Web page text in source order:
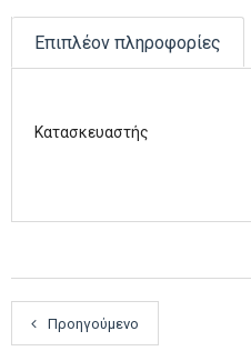
Επιπλέον πληροφορίες
Κατασκευαστής
Προηγούμενο